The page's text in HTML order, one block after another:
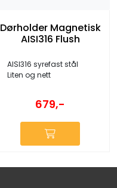
Dørholder Magnetisk
AISI316 Flush
AISI316 syrefast stål
Liten og nett
679,-